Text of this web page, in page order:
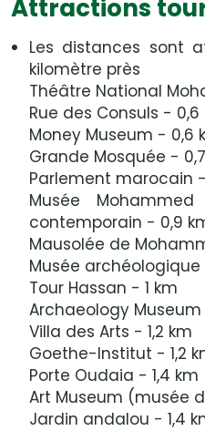
Attractions
Les distances sont
kilomètre près
Théâtre National
Rue des Consuls - 0,6
Money Museum - 0,6
Grande Mosquée -
Parlement marocain
Musée
contemporain - 0,9
Mausolée de
Musée archéologique
Tour Hassan - 1 km
Archaeology Museum
Villa des Arts - 1,2 km
Goethe-Institut - 1,2
Porte Oudaia - 1,4 km
Art Museum (musée
Jardin andalou - 1,4